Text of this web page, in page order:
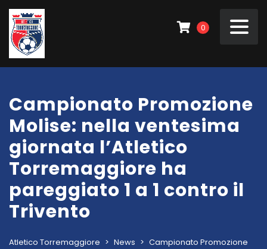
0
Campionato Promozione
Molise: nella ventesima
giornata l’Atletico
Torremaggiore ha
pareggiato 1 a 1 contro il
Trivento
Atletico Torremaggiore > News > Campionato Promozione